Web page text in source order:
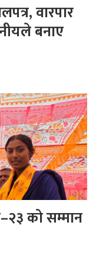
वारपार
बनाए
को सम्मान